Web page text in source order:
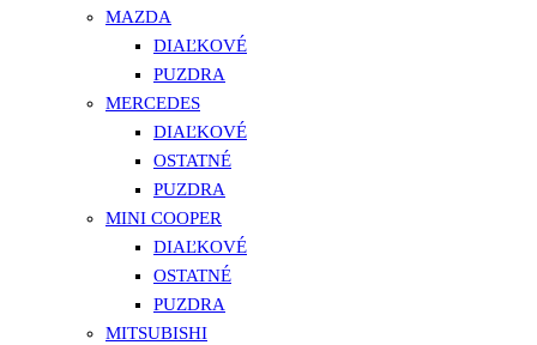
MAZDA
DIAĽKOVÉ
PUZDRA
MERCEDES
DIAĽKOVÉ
OSTATNÉ
PUZDRA
MINI COOPER
DIAĽKOVÉ
OSTATNÉ
PUZDRA
MITSUBISHI